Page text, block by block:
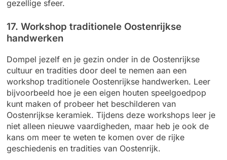
gezellige sfeer.
17. Workshop traditionele Oostenrijkse
handwerken
Dompel jezelf en je gezin onder in de Oostenrijkse
cultuur en tradities door deel te nemen aan een
workshop traditionele Oostenrijkse handwerken. Leer
bijvoorbeeld hoe je een eigen houten speelgoedpop
kunt maken of probeer het beschilderen van
Oostenrijkse keramiek. Tijdens deze workshops leer je
niet alleen nieuwe vaardigheden, maar heb je ook de
kans om meer te weten te komen over de rijke
geschiedenis en tradities van Oostenrijk.